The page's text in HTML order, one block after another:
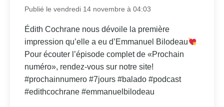
Publié le vendredi 14 novembre à 04:03
Édith Cochrane nous dévoile la première
impression qu’elle a eu d’Emmanuel Bilodeau
Pour écouter l’épisode complet de «Prochain
numéro», rendez-vous sur notre site!
#prochainnumero #7jours #balado #podcast
#edithcochrane #emmanuelbilodeau